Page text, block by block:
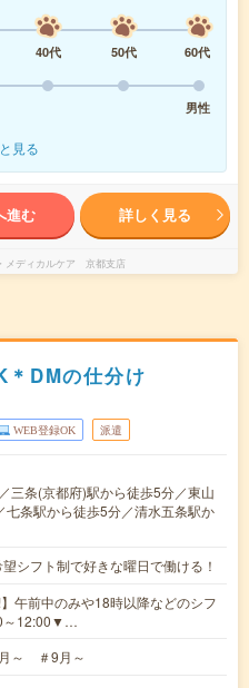
40代 50代
60代
男性
見る
進む 詳しく見る
メディカルケア 京都支店
＊DMの仕分け
WEB登録OK 派遣
三条(京都府)駅から徒歩5分／東山
七条駅から徒歩5分／清水五条駅か
シフト制で好きな曜日で働ける！
午前中のみや18時以降などのシフ
～12:00▼…
～ ＃9月～